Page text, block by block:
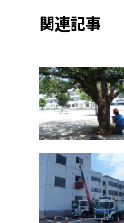
関連記事